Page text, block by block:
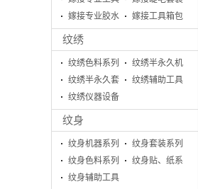
系列
系列
嫁接专业胶水
系列
嫁接工具箱包
纹绣
纹绣色料系列
纹绣半永久机
器
纹绣半永久套
盒
纹绣辅助工具
纹绣仪器设备
纹身
纹身机器系列
纹身套装系列
纹身色料系列
纹身贴、纸系
纹身辅助工具